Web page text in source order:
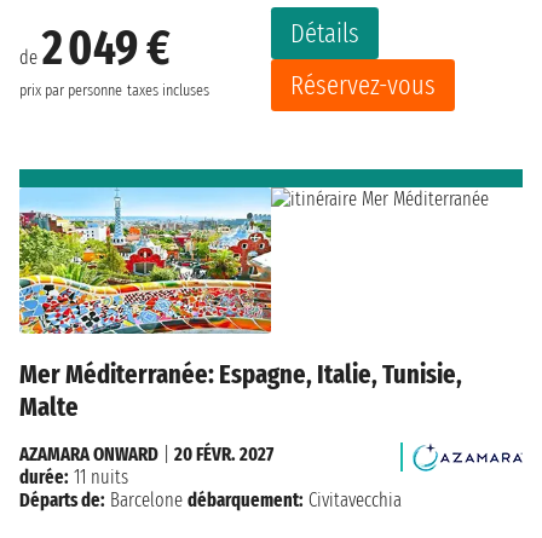
de 2 049 €
prix par personne taxes incluses
Détails
Réservez-vous
Mer Méditerranée: Espagne, Italie, Tunisie,
Malte
AZAMARA ONWARD
20 FÉVR. 2027
durée: 11 nuits
Départs de: Barcelone débarquement: Civitavecchia